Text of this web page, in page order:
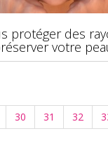
protéger des
votre
30 31 32